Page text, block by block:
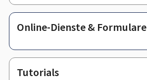
Online-Dienste & Formulare
Tutorials